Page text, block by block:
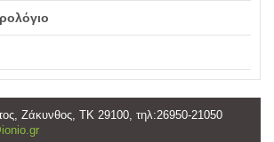
Ζάκυνθος, ΤΚ 29100, τηλ:26950-21050